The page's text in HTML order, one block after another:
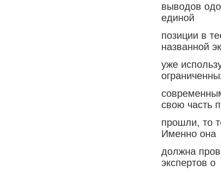
выводов
единой
позиции в
названной
уже
свою часть
прошли, то
Именно она
должна
экспертов о